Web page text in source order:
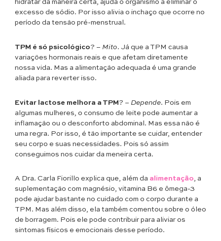
hidratar da maneira certa, ajuda o organismo a eliminar o
excesso de sódio. Por isso alivia o inchaço que ocorre no
período da tensão pré-menstrual.
TPM é só psicológico? – Mito. Já que a TPM causa
variações hormonais reais e que afetam diretamente
nossa vida. Mas a alimentação adequada é uma grande
aliada para reverter isso.
Evitar lactose melhora a TPM? – Depende. Pois em
algumas mulheres, o consumo de leite pode aumentar a
inflamação ou o desconforto abdominal. Mas essa não é
uma regra. Por isso, é tão importante se cuidar, entender
seu corpo e suas necessidades. Pois só assim
conseguimos nos cuidar da meneira certa.
A Dra. Carla Fiorillo explica que, além da alimentação, a
suplementação com magnésio, vitamina B6 e ômega-3
pode ajudar bastante no cuidado com o corpo durante a
TPM. Mas além disso, ela também comentou sobre o óleo
de borragem. Pois ele pode contribuir para aliviar os
sintomas físicos e emocionais desse período.